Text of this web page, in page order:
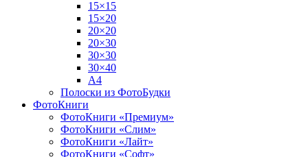
15×15
15×20
20×20
20×30
30×30
30×40
A4
Полоски из ФотоБудки
ФотоКниги
ФотоКниги «Премиум»
ФотоКниги «Слим»
ФотоКниги «Лайт»
ФотоКниги «Софт»